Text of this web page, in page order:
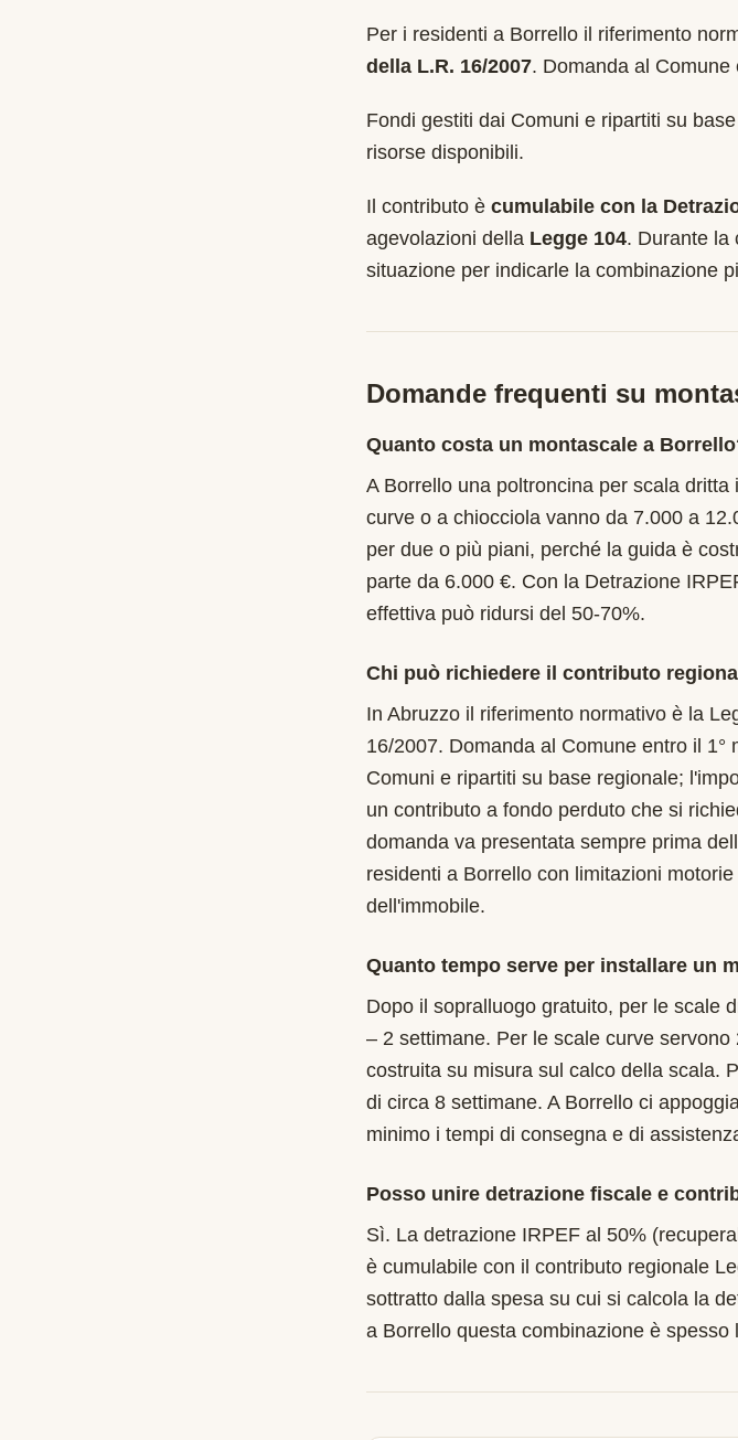
Per i residenti a Borrello il riferimento
della L.R. 16/2007. Domanda al Comune
Fondi gestiti dai Comuni e ripartiti su
risorse disponibili.
Il contributo è cumulabile con la
agevolazioni della Legge 104. Durante la
situazione per indicarle la combinazione
Domande frequenti su
Quanto costa un montascale a
A Borrello una poltroncina per scala
curve o a chiocciola vanno da 7.000 a
per due o più piani, perché la guida è
parte da 6.000 €. Con la Detrazione
effettiva può ridursi del 50-70%.
Chi può richiedere il contributo
In Abruzzo il riferimento normativo è la
16/2007. Domanda al Comune entro il
Comuni e ripartiti su base regionale;
un contributo a fondo perduto che si
domanda va presentata sempre prima
residenti a Borrello con limitazioni
dell'immobile.
Quanto tempo serve per installare un
Dopo il sopralluogo gratuito, per le scale
– 2 settimane. Per le scale curve
costruita su misura sul calco della scala.
di circa 8 settimane. A Borrello ci
minimo i tempi di consegna e di
Posso unire detrazione fiscale e
Sì. La detrazione IRPEF al 50%
è cumulabile con il contributo regionale
sottratto dalla spesa su cui si calcola la
a Borrello questa combinazione è spesso